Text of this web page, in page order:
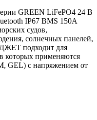
GREEN LiFePO4 24 В
IP67 BMS 150A
судов,
солнечных панелей,
подходит для
которых применяются
GEL) с напряжением от